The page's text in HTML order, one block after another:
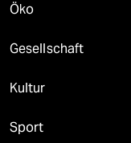
Öko
Gesellschaft
Kultur
Sport